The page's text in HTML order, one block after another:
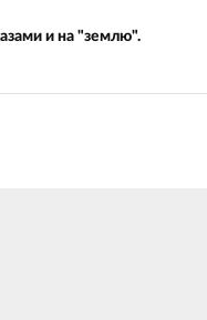
и на "землю".